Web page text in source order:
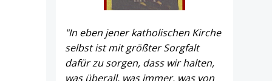
"In eben jener katholischen Kirche
selbst ist mit größter Sorgfalt
dafür zu sorgen, dass wir halten,
was überall, was immer, was von